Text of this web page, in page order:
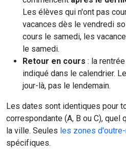
Les élèves qui n'ont pas
vacances dès le vendredi
cours le samedi, les
le samedi.
Retour en cours : la
indiqué dans le calendrier.
jour-là, pas le lendemain.
Les dates sont identiques pour
correspondante (A, B ou C),
la ville. Seules les zones
spécifiques.